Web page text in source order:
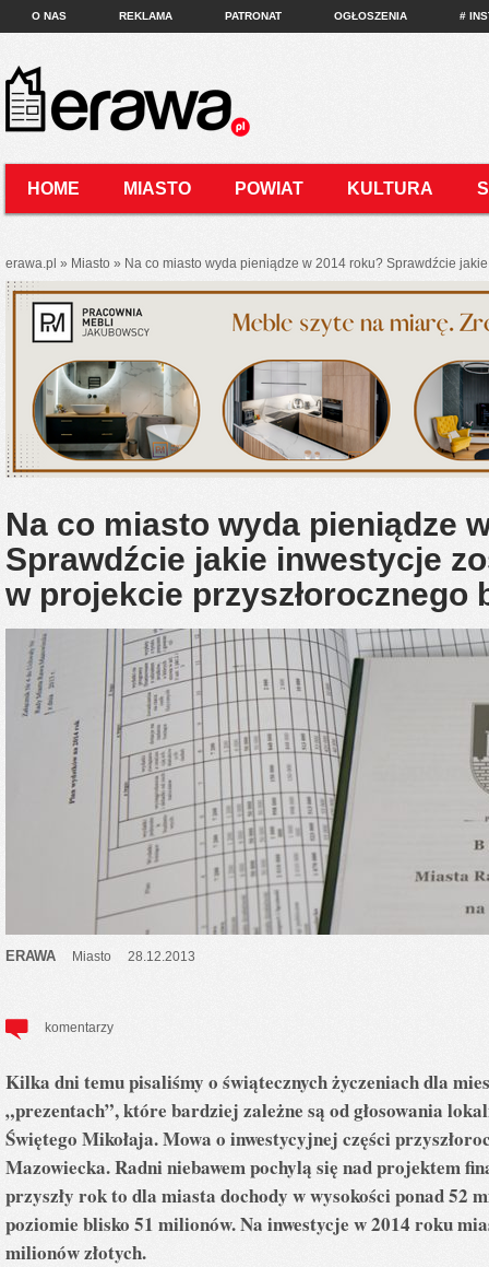
O NAS REKLAMA PATRONAT OGŁOSZENIA #
HOME MIASTO POWIAT KULTURA
erawa.pl » Miasto » Na co miasto wyda pieniądze w 2014 roku? Sprawdźcie
Na co miasto wyda pieniądze
Sprawdźcie jakie inwestycje
w projekcie przyszłorocznego
ERAWA Miasto 28.12.2013
komentarzy
Kilka dni temu pisaliśmy o świątecznych życzeniach dla
„prezentach”, które bardziej zależne są od głosowania
Świętego Mikołaja. Mowa o inwestycyjnej części
Mazowiecka. Radni niebawem pochylą się nad projektem
przyszły rok to dla miasta dochody w wysokości ponad 52
poziomie blisko 51 milionów. Na inwestycje w 2014 roku
milionów złotych.